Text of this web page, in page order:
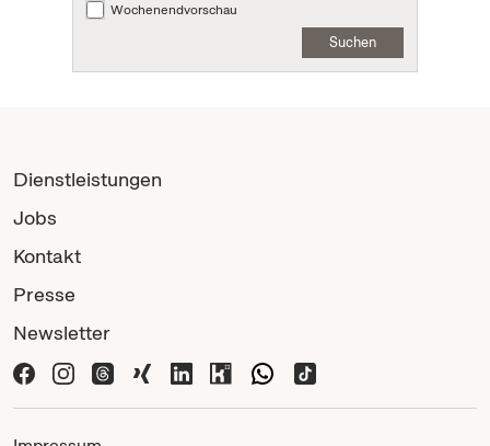
Wochenendvorschau
Suchen
Dienstleistungen
Jobs
Kontakt
Presse
Newsletter